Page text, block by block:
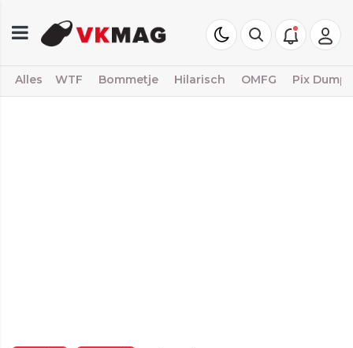
Alles WTF Bommetje Hilarisch OMFG Pix Dump